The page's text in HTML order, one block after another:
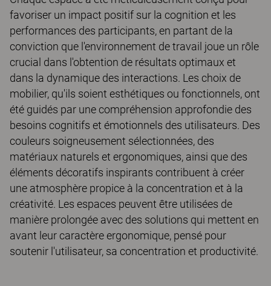
favoriser un impact positif sur la cognition et les
performances des participants, en partant de la
conviction que l'environnement de travail joue un rôle
crucial dans l'obtention de résultats optimaux et
dans la dynamique des interactions. Les choix de
mobilier, qu'ils soient esthétiques ou fonctionnels, ont
été guidés par une compréhension approfondie des
besoins cognitifs et émotionnels des utilisateurs. Des
couleurs soigneusement sélectionnées, des
matériaux naturels et ergonomiques, ainsi que des
éléments décoratifs inspirants contribuent à créer
une atmosphère propice à la concentration et à la
créativité. Les espaces peuvent être utilisées de
manière prolongée avec des solutions qui mettent en
avant leur caractère ergonomique, pensé pour
soutenir l'utilisateur, sa concentration et productivité.